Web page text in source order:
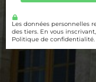
Les données personnelles
des tiers. En vous
Politique de confidentialité.